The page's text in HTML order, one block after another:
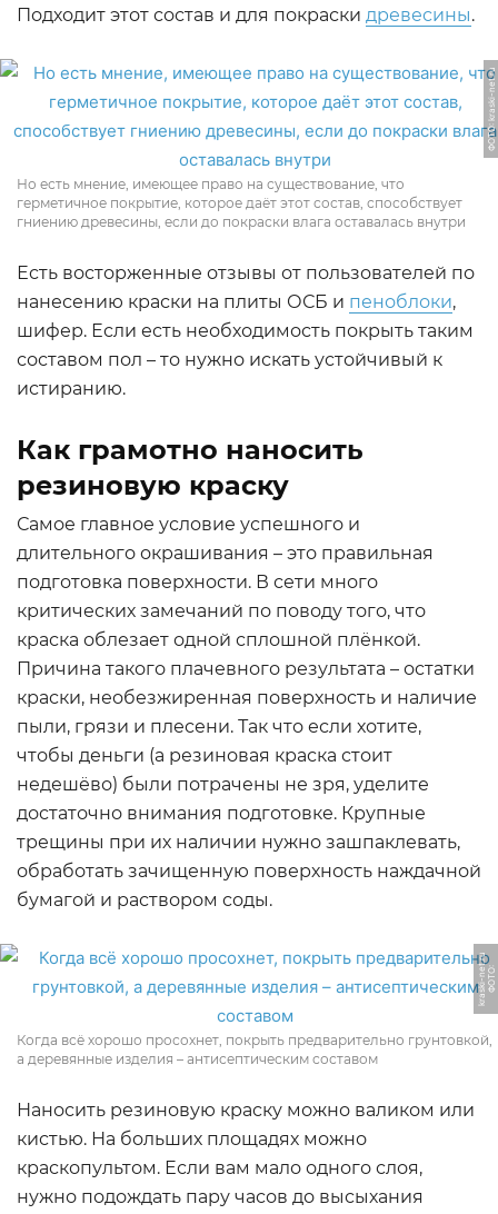
Подходит этот состав и для покраски древесины.
ФОТО: kraski-net.ru
Но есть мнение, имеющее право на существование, что
герметичное покрытие, которое даёт этот состав, способствует
гниению древесины, если до покраски влага оставалась внутри
Есть восторженные отзывы от пользователей по
нанесению краски на плиты ОСБ и пеноблоки,
шифер. Если есть необходимость покрыть таким
составом пол – то нужно искать устойчивый к
истиранию.
Как грамотно наносить
резиновую краску
Самое главное условие успешного и
длительного окрашивания – это правильная
подготовка поверхности. В сети много
критических замечаний по поводу того, что
краска облезает одной сплошной плёнкой.
Причина такого плачевного результата – остатки
краски, необезжиренная поверхность и наличие
пыли, грязи и плесени. Так что если хотите,
чтобы деньги (а резиновая краска стоит
недешёво) были потрачены не зря, уделите
достаточно внимания подготовке. Крупные
трещины при их наличии нужно зашпаклевать,
обработать зачищенную поверхность наждачной
бумагой и раствором соды.
Ф
О
Т
О:
k
r
a
s
ki
-
n
e
t.
r
u
Когда всё хорошо просохнет, покрыть предварительно грунтовкой,
а деревянные изделия – антисептическим составом
Наносить резиновую краску можно валиком или
кистью. На больших площадях можно
краскопультом. Если вам мало одного слоя,
нужно подождать пару часов до высыхания